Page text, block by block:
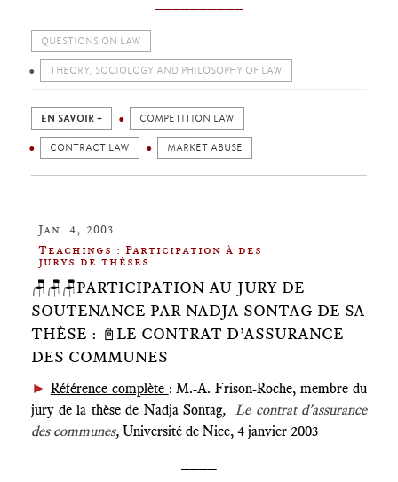
QUESTIONS ON LAW
THEORY, SOCIOLOGY AND PHILOSOPHY OF LAW
EN SAVOIR + COMPETITION LAW
CONTRACT LAW MARKET ABUSE
Jan. 4, 2003
Teachings : Participation à des
jurys de thèses
🪑🪑🪑PARTICIPATION AU JURY DE
SOUTENANCE PAR NADJA SONTAG DE SA
THÈSE : 📓LE CONTRAT D’ASSURANCE
DES COMMUNES
► Référence complète : M.-A. Frison-Roche, membre du
jury de la thèse de Nadja Sontag, Le contrat d'assurance
des communes, Université de Nice, 4 janvier 2003